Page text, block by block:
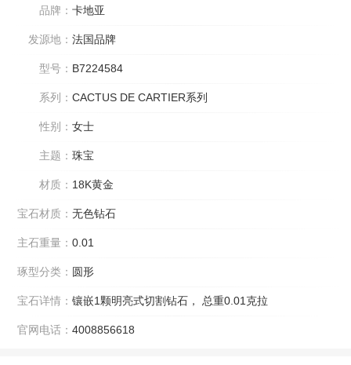
品牌： 卡地亚
发源地： 法国品牌
型号： B7224584
系列： CACTUS DE CARTIER系列
性别： 女士
主题： 珠宝
材质： 18K黄金
宝石材质： 无色钻石
主石重量： 0.01
琢型分类： 圆形
宝石详情： 镶嵌1颗明亮式切割钻石， 总重0.01克拉
官网电话： 4008856618